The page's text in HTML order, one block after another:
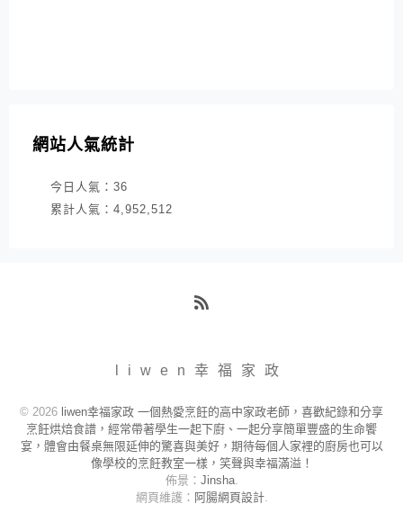
網站人氣統計
今日人氣： 36
累計人氣： 4,952,512
liwen幸福家政
© 2026 liwen幸福家政 一個熱愛烹飪的高中家政老師，喜歡紀錄和分享
烹飪烘焙食譜，經常帶著學生一起下廚、一起分享簡單豐盛的生命饗
宴，體會由餐桌無限延伸的驚喜與美好，期待每個人家裡的廚房也可以
像學校的烹飪教室一樣，笑聲與幸福滿溢！
佈景： Jinsha.
網頁維護： 阿腸網頁設計.